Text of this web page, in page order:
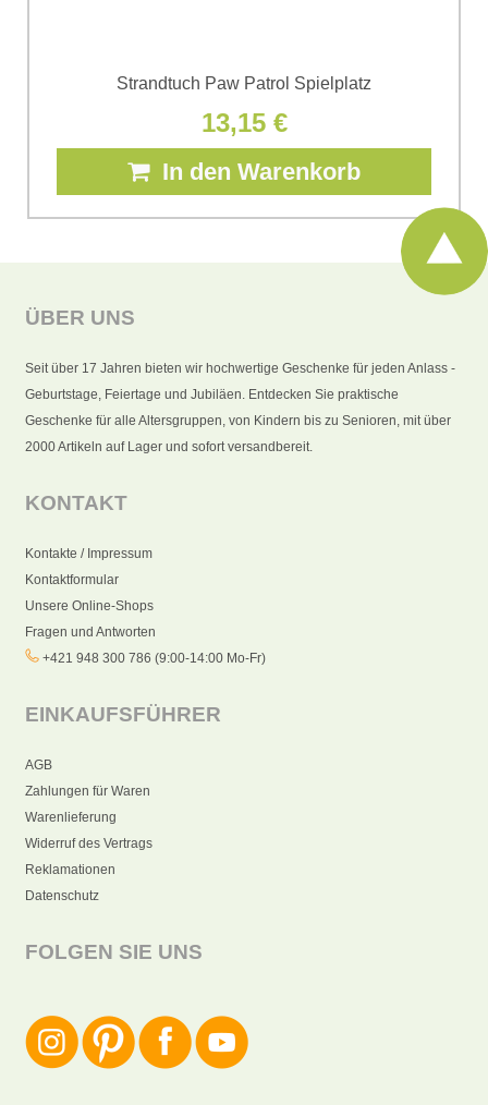
Strandtuch Paw Patrol Spielplatz
13,15 €
In den Warenkorb
ÜBER UNS
Seit über 17 Jahren bieten wir hochwertige Geschenke für jeden Anlass -
Geburtstage, Feiertage und Jubiläen. Entdecken Sie praktische
Geschenke für alle Altersgruppen, von Kindern bis zu Senioren, mit über
2000 Artikeln auf Lager und sofort versandbereit.
KONTAKT
Kontakte / Impressum
Kontaktformular
Unsere Online-Shops
Fragen und Antworten
+421 948 300 786 (9:00-14:00 Mo-Fr)
EINKAUFSFÜHRER
AGB
Zahlungen für Waren
Warenlieferung
Widerruf des Vertrags
Reklamationen
Datenschutz
FOLGEN SIE UNS